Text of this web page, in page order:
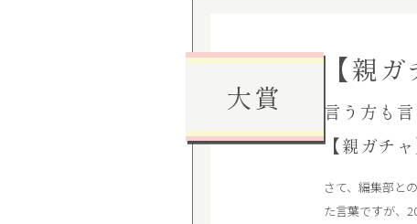
大賞
【親ガ
言う方も
【親ガチ
さて、編集部と
た言葉ですが、